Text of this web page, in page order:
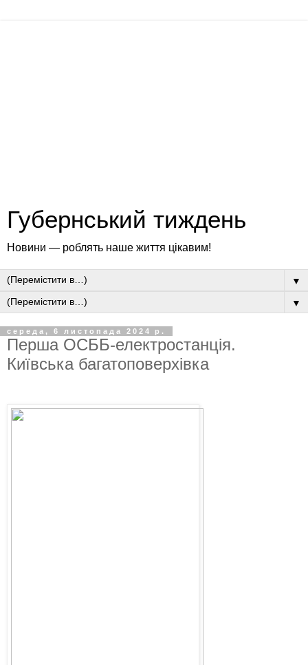
Губернський тиждень
Новини — роблять наше життя цікавим!
▼
▼
середа, 6 листопада 2024 р.
Перша ОСББ-електростанція.
Київська багатоповерхівка